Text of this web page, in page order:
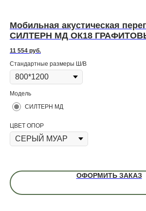
Мобильная акустическая
СИЛТЕРН МД ОК18
11 554 руб.
Стандартные размеры Ш/В
Модель
СИЛТЕРН МД
ЦВЕТ ОПОР
ОФОРМИТЬ ЗАКАЗ